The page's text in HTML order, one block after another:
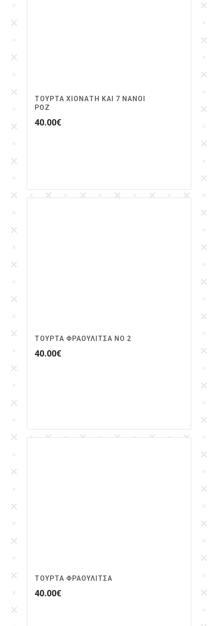
ΤΟΥΡΤΑ ΧΙΟΝΑΤΗ ΚΑΙ 7 ΝΑΝΟΙ
ΡΟΖ
40.00€
ΤΟΥΡΤΑ ΦΡΑΟΥΛΙΤΣΑ ΝΟ 2
40.00€
ΤΟΥΡΤΑ ΦΡΑΟΥΛΙΤΣΑ
40.00€